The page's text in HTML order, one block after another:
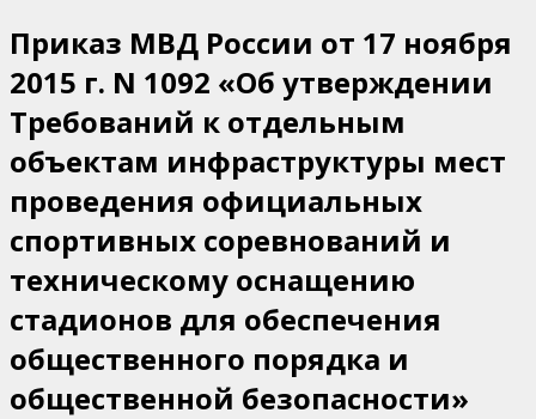
Приказ
МВД
РФ
N
1092
от
17
ноября
2015
г.
Приказ МВД России от 17 ноября
2015 г. N 1092 «Об утверждении
Требований к отдельным
объектам инфраструктуры мест
проведения официальных
спортивных соревнований и
техническому оснащению
стадионов для обеспечения
общественного порядка и
общественной безопасности»